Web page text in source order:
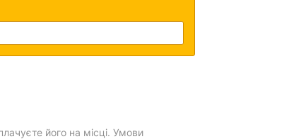
його на місці. Умови